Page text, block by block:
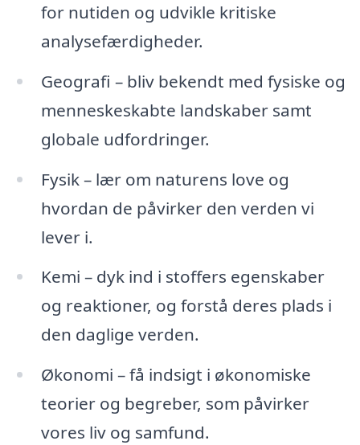
for nutiden og udvikle kritiske
analysefærdigheder.
Geografi – bliv bekendt med fysiske og
menneskeskabte landskaber samt
globale udfordringer.
Fysik – lær om naturens love og
hvordan de påvirker den verden vi
lever i.
Kemi – dyk ind i stoffers egenskaber
og reaktioner, og forstå deres plads i
den daglige verden.
Økonomi – få indsigt i økonomiske
teorier og begreber, som påvirker
vores liv og samfund.